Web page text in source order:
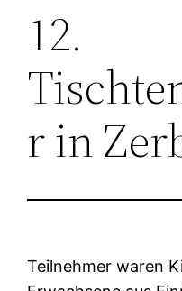
12.
r in
Teilnehmer waren